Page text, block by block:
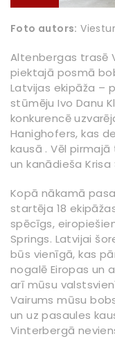
Foto autors:
Altenbergas trasē
piektajā posmā
Latvijas ekipāža –
stūmēju Ivo Danu
konkurencē
Hanighofers, kas
kausā . Vēl
un kanādieša Krisa
Kopā nākamā
startēja 18
spēcīgs,
Springs. Latvijai
būs vienīgā, kas
nogalē Eiropas un
arī mūsu
Vairums mūsu
un uz pasaules
Vinterbergā